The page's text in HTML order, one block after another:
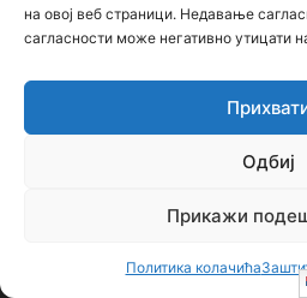
на овој веб страници. Недавање
сагласности може негативно утицати
Одбиј
Прикажи
Политика колачића
редакција –bojanic73@gmail.com
Сајт није под финансијским,
профитабилан, заснива се на